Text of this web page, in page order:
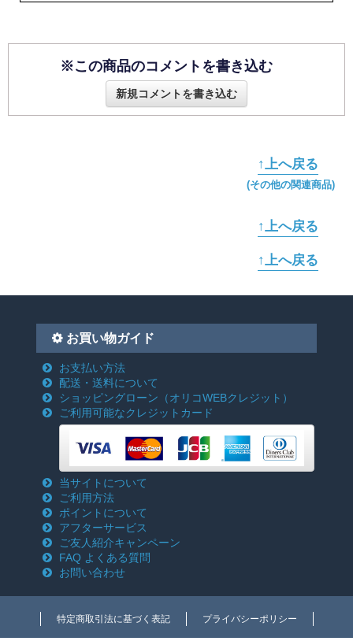
※この商品のコメントを書き込む
新規コメントを書き込む
↑上へ戻る
(その他の関連商品)
↑上へ戻る
↑上へ戻る
お買い物ガイド
お支払い方法
配送・送料について
ショッピングローン （オリコWEBクレジット）
ご利用可能なクレジットカード
当サイトについて
ご利用方法
ポイントについて
アフターサービス
ご友人紹介キャンペーン
FAQ よくある質問
お問い合わせ
特定商取引法に基づく表記 プライバシーポリシー